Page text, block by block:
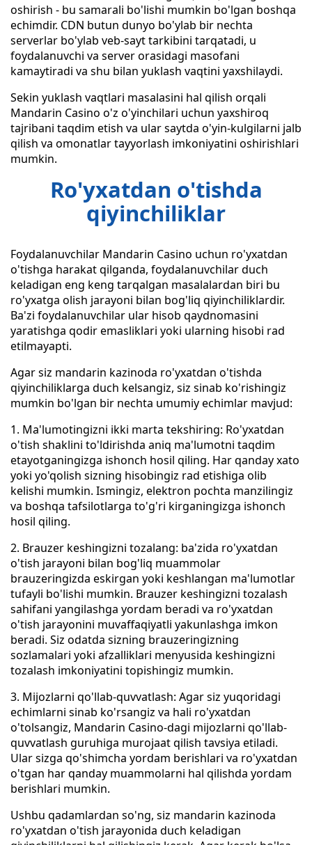
oshirish - bu samarali bo'lishi mumkin bo'lgan boshqa
echimdir. CDN butun dunyo bo'ylab bir nechta
serverlar bo'ylab veb-sayt tarkibini tarqatadi, u
foydalanuvchi va server orasidagi masofani
kamaytiradi va shu bilan yuklash vaqtini yaxshilaydi.
Sekin yuklash vaqtlari masalasini hal qilish orqali
Mandarin Casino o'z o'yinchilari uchun yaxshiroq
tajribani taqdim etish va ular saytda o'yin-kulgilarni jalb
qilish va omonatlar tayyorlash imkoniyatini oshirishlari
mumkin.
Ro'yxatdan o'tishda
qiyinchiliklar
Foydalanuvchilar Mandarin Casino uchun ro'yxatdan
o'tishga harakat qilganda, foydalanuvchilar duch
keladigan eng keng tarqalgan masalalardan biri bu
ro'yxatga olish jarayoni bilan bog'liq qiyinchiliklardir.
Ba'zi foydalanuvchilar ular hisob qaydnomasini
yaratishga qodir emasliklari yoki ularning hisobi rad
etilmayapti.
Agar siz mandarin kazinoda ro'yxatdan o'tishda
qiyinchiliklarga duch kelsangiz, siz sinab ko'rishingiz
mumkin bo'lgan bir nechta umumiy echimlar mavjud:
1. Ma'lumotingizni ikki marta tekshiring: Ro'yxatdan
o'tish shaklini to'ldirishda aniq ma'lumotni taqdim
etayotganingizga ishonch hosil qiling. Har qanday xato
yoki yo'qolish sizning hisobingiz rad etishiga olib
kelishi mumkin. Ismingiz, elektron pochta manzilingiz
va boshqa tafsilotlarga to'g'ri kirganingizga ishonch
hosil qiling.
2. Brauzer keshingizni tozalang: ba'zida ro'yxatdan
o'tish jarayoni bilan bog'liq muammolar
brauzeringizda eskirgan yoki keshlangan ma'lumotlar
tufayli bo'lishi mumkin. Brauzer keshingizni tozalash
sahifani yangilashga yordam beradi va ro'yxatdan
o'tish jarayonini muvaffaqiyatli yakunlashga imkon
beradi. Siz odatda sizning brauzeringizning
sozlamalari yoki afzalliklari menyusida keshingizni
tozalash imkoniyatini topishingiz mumkin.
3. Mijozlarni qo'llab-quvvatlash: Agar siz yuqoridagi
echimlarni sinab ko'rsangiz va hali ro'yxatdan
o'tolsangiz, Mandarin Casino-dagi mijozlarni qo'llab-
quvvatlash guruhiga murojaat qilish tavsiya etiladi.
Ular sizga qo'shimcha yordam berishlari va ro'yxatdan
o'tgan har qanday muammolarni hal qilishda yordam
berishlari mumkin.
Ushbu qadamlardan so'ng, siz mandarin kazinoda
ro'yxatdan o'tish jarayonida duch keladigan